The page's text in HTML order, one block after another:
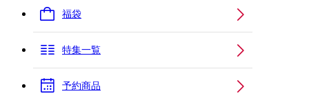
福袋
特集一覧
予約商品